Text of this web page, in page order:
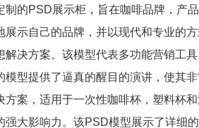
的PSD展示柜，旨在咖啡品牌，产
示自己的品牌，并以现代和专业的
决方案。该模型代表多功能营销工
型提供了逼真的醒目的演讲，使其
案，适用于一次性咖啡杯，塑料杯
大影响力。该PSD模型展示了详细